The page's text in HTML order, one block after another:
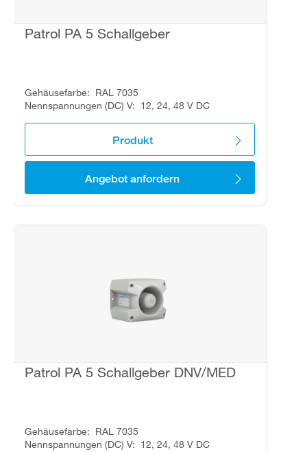
Patrol PA 5 Schallgeber
Gehäusefarbe
RAL 7035
Nennspannungen (DC) V
12, 24, 48 V DC
Produkt
Angebot anfordern
Patrol PA 5 Schallgeber DNV/MED
Gehäusefarbe
RAL 7035
Nennspannungen (DC) V
12, 24, 48 V DC